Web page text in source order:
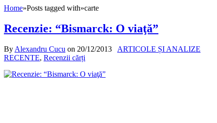
Home»Posts tagged with»carte
Recenzie: “Bismarck: O viaţă”
By Alexandru Cucu on 20/12/2013
ARTICOLE ȘI ANALIZE
RECENTE, Recenzii cărți